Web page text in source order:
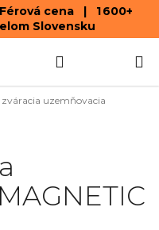
cena | 1 600+
Slovensku
KOŠÍK
zváracia uzemňovacia